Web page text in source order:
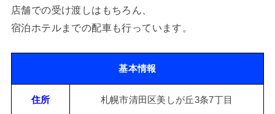
店舗での受け渡しはもちろん、
宿泊ホテルまでの配車も行っています。
基本情報
住所 札幌市清田区美しが丘3条7丁目